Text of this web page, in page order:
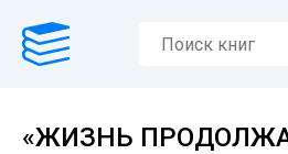
«ЖИЗНЬ